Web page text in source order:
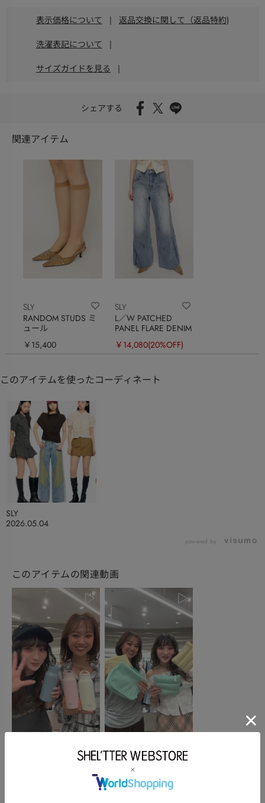
表示価格について | 返品交換に関して（返品特約)
洗濯表記について |
サイズガイドを見る |
シェアする
関連アイテム
SLY
RANDOM STUDS ミ
ュール
￥15,400
SLY
L／W PATCHED
PANEL FLARE DENIM
￥14,080(20%OFF)
このアイテムを使ったコーディネート
2026.05.04
SLY
powered by
このアイテムの関連動画
ルミネカード10%OFF
GW NOVELTY FAIRの
詳細とG...
このアイテムを使ったスタッフコーディネート